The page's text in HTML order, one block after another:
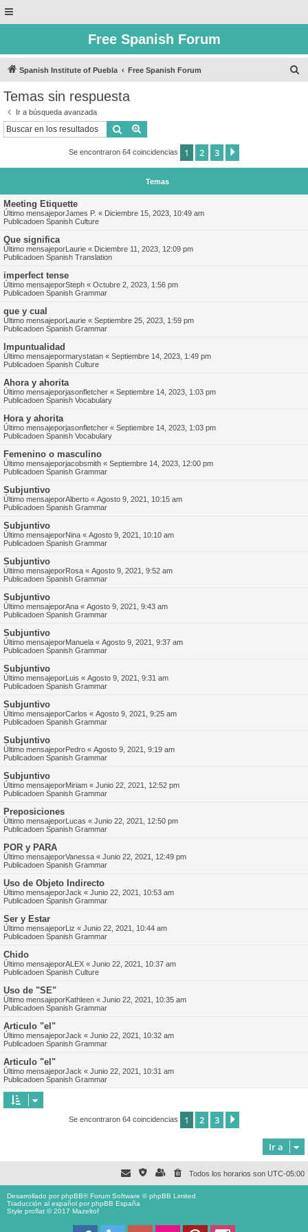
Free Spanish Forum
Spanish Institute of Puebla Free Spanish Forum
Temas sin respuesta
Ir a búsqueda avanzada
Buscar
Se encontraron 64 coincidencias 1 2 3
Temas
Meeting Etiquette
Último mensajeporJames P. « Diciembre 15, 2023, 10:49 am
Publicadoen Spanish Culture
Que significa
Último mensajeporLaurie « Diciembre 11, 2023, 12:09 pm
Publicadoen Spanish Translation
imperfect tense
Último mensajeporSteph « Octubre 2, 2023, 1:56 pm
Publicadoen Spanish Grammar
que y cual
Último mensajeporLaurie « Septiembre 25, 2023, 1:59 pm
Publicadoen Spanish Grammar
Impuntualidad
Último mensajepormarystatan « Septiembre 14, 2023, 1:49 pm
Publicadoen Spanish Culture
Ahora y ahorita
Último mensajeporjasonfletcher « Septiembre 14, 2023, 1:03 pm
Publicadoen Spanish Vocabulary
Hora y ahorita
Último mensajeporjasonfletcher « Septiembre 14, 2023, 1:03 pm
Publicadoen Spanish Vocabulary
Femenino o masculino
Último mensajeporjacobsmith « Septiembre 14, 2023, 12:00 pm
Publicadoen Spanish Grammar
Subjuntivo
Último mensajeporAlberto « Agosto 9, 2021, 10:15 am
Publicadoen Spanish Grammar
Subjuntivo
Último mensajeporNina « Agosto 9, 2021, 10:10 am
Publicadoen Spanish Grammar
Subjuntivo
Último mensajeporRosa « Agosto 9, 2021, 9:52 am
Publicadoen Spanish Grammar
Subjuntivo
Último mensajeporAna « Agosto 9, 2021, 9:43 am
Publicadoen Spanish Grammar
Subjuntivo
Último mensajeporManuela « Agosto 9, 2021, 9:37 am
Publicadoen Spanish Grammar
Subjuntivo
Último mensajeporLuis « Agosto 9, 2021, 9:31 am
Publicadoen Spanish Grammar
Subjuntivo
Último mensajeporCarlos « Agosto 9, 2021, 9:25 am
Publicadoen Spanish Grammar
Subjuntivo
Último mensajeporPedro « Agosto 9, 2021, 9:19 am
Publicadoen Spanish Grammar
Subjuntivo
Último mensajeporMiriam « Junio 22, 2021, 12:52 pm
Publicadoen Spanish Grammar
Preposiciones
Último mensajeporLucas « Junio 22, 2021, 12:50 pm
Publicadoen Spanish Grammar
POR y PARA
Último mensajeporVanessa « Junio 22, 2021, 12:49 pm
Publicadoen Spanish Grammar
Uso de Objeto Indirecto
Último mensajeporJack « Junio 22, 2021, 10:53 am
Publicadoen Spanish Grammar
Ser y Estar
Último mensajeporLiz « Junio 22, 2021, 10:44 am
Publicadoen Spanish Grammar
Chido
Último mensajeporALEX « Junio 22, 2021, 10:37 am
Publicadoen Spanish Culture
Uso de "SE"
Último mensajeporKathleen « Junio 22, 2021, 10:35 am
Publicadoen Spanish Grammar
Articulo "el"
Último mensajeporJack « Junio 22, 2021, 10:32 am
Publicadoen Spanish Grammar
Articulo "el"
Último mensajeporJack « Junio 22, 2021, 10:31 am
Publicadoen Spanish Grammar
Se encontraron 64 coincidencias 1 2 3
Ir a
Todos los horarios son UTC-05:00
Desarrollado porphpBB® Forum Software © phpBB Limited
Traducción al español porphpBB España
Style proflat © 2017 Mazeltof